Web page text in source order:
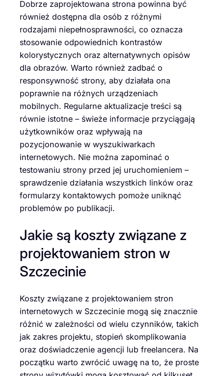
Dobrze zaprojektowana strona powinna być
również dostępna dla osób z różnymi
rodzajami niepełnosprawności, co oznacza
stosowanie odpowiednich kontrastów
kolorystycznych oraz alternatywnych opisów
dla obrazów. Warto również zadbać o
responsywność strony, aby działała ona
poprawnie na różnych urządzeniach
mobilnych. Regularne aktualizacje treści są
równie istotne – świeże informacje przyciągają
użytkowników oraz wpływają na
pozycjonowanie w wyszukiwarkach
internetowych. Nie można zapominać o
testowaniu strony przed jej uruchomieniem –
sprawdzenie działania wszystkich linków oraz
formularzy kontaktowych pomoże uniknąć
problemów po publikacji.
Jakie są koszty związane z
projektowaniem stron w
Szczecinie
Koszty związane z projektowaniem stron
internetowych w Szczecinie mogą się znacznie
różnić w zależności od wielu czynników, takich
jak zakres projektu, stopień skomplikowania
oraz doświadczenie agencji lub freelancera. Na
początku warto zwrócić uwagę na to, że proste